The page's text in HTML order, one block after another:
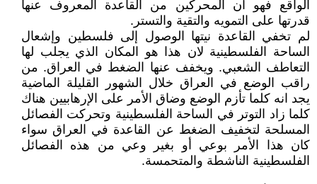
الواقع فهو أن المحركين من القاعدة المعروف عنها
قدرتها على التمويه والتقية والتستر.
لم تخفي القاعدة نيتها الوصول إلى فلسطين وإشعال
الساحة الفلسطينية لان هذا هو المكان الذي يجلب لها
التعاطف الشعبي. ويخفف عنها الضغط في العراق. من
راقب الوضع في العراق خلال الشهور القليلة الماضية
يجد انه كلما تأزم الوضع وضاق الأمر على الإرهابيين هناك
كلما زاد التوتر في الساحة الفلسطينية وتحركت الفصائل
المسلحة لتخفيف الضغط عن القاعدة في العراق سواء
كان هذا الأمر بوعي أو بغير وعي من هذه الفصائل
الفلسطينية الناشطة والمتحمسة.